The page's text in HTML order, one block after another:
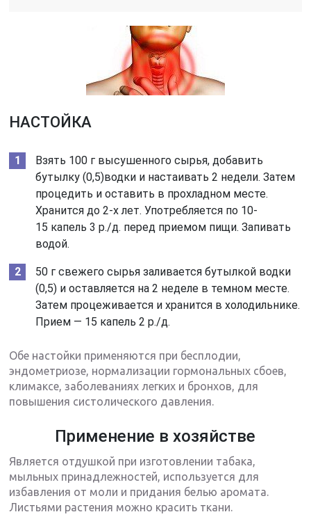
НАСТОЙКА
Взять 100 г высушенного сырья, добавить
бутылку (0,5)водки и настаивать 2 недели. Затем
процедить и оставить в прохладном месте.
Хранится до 2-х лет. Употребляется по 10-
15 капель 3 р./д. перед приемом пищи. Запивать
водой.
50 г свежего сырья заливается бутылкой водки
(0,5) и оставляется на 2 неделе в темном месте.
Затем процеживается и хранится в холодильнике.
Прием — 15 капель 2 р./д.
Обе настойки применяются при бесплодии,
эндометриозе, нормализации гормональных сбоев,
климаксе, заболеваниях легких и бронхов, для
повышения систолического давления.
Применение в хозяйстве
Является отдушкой при изготовлении табака,
мыльных принадлежностей, используется для
избавления от моли и придания белью аромата.
Листьями растения можно красить ткани.